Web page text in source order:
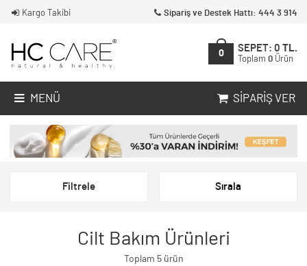
Kargo Takibi Sipariş ve Destek Hattı: 444 3 914
0
SEPET: 0 TL.
Toplam 0 Ürün
MENÜ SIPARIŞ VER
Filtrele Sırala
Cilt Bakım Ürünleri
Toplam 5 ürün